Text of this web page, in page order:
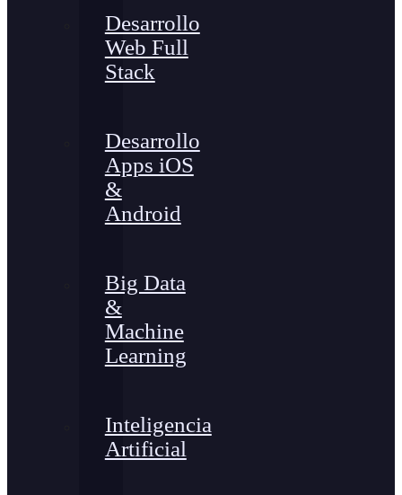
Desarrollo
Web Full
Stack
Desarrollo
Apps iOS
&
Android
Big Data
&
Machine
Learning
Inteligencia
Artificial